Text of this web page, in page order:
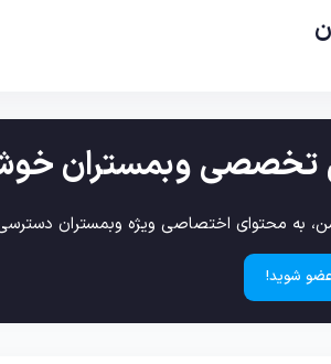
تخصصی وبمستران
به محتوای اختصاصی ویژه وبمستران
شوید!